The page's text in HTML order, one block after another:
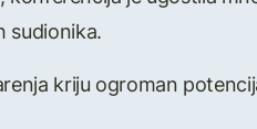
sudionika.
kriju ogroman